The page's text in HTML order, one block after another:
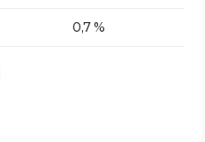
0,7 %